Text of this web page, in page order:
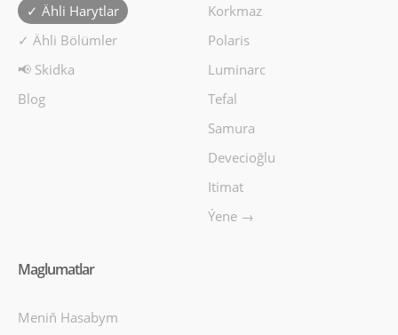
✓ Ähli Harytlar
✓ Ähli Bölümler
📢 Skidka
Blog
Korkmaz
Polaris
Luminarc
Tefal
Samura
Devecioğlu
Itimat
Ýene →
Maglumatlar
Meniň Hasabym